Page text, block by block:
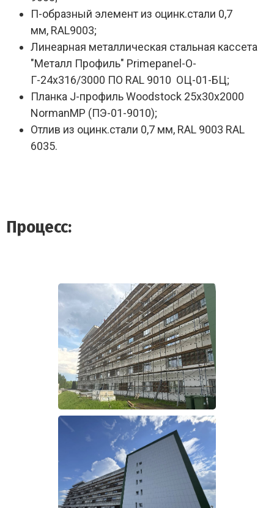
П-образный элемент из оцинк.стали 0,7
мм, RAL9003;
Линеарная металлическая стальная кассета
"Металл Профиль" Primepanel-О-
Г-24х316/3000 ПО RAL 9010 ОЦ-01-БЦ;
Планка J-профиль Woodstock 25х30х2000
NormanMP (ПЭ-01-9010);
Отлив из оцинк.стали 0,7 мм, RAL 9003 RAL
6035.
Процесс: